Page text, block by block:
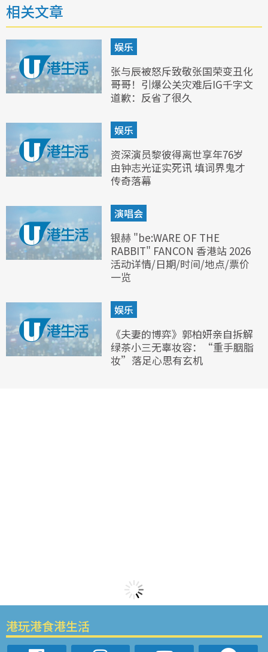
相关文章
娱乐
张与辰被怒斥致敬张国荣变丑化
哥哥！引爆公关灾难后IG千字文
道歉：反省了很久
娱乐
资深演员黎彼得离世享年76岁
由钟志光证实死讯 填词界鬼才
传奇落幕
演唱会
银赫 "be:WARE OF THE
RABBIT" FANCON 香港站 2026
活动详情/日期/时间/地点/票价
一览
娱乐
《夫妻的博弈》郭柏妍亲自拆解
绿茶小三无辜妆容：“重手胭脂
妆”落足心思有玄机
港玩港食港生活